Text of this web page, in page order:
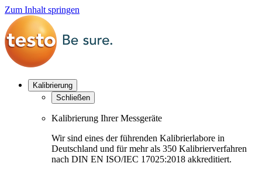
Zum Inhalt springen
Kalibrierung
Schließen
Kalibrierung Ihrer Messgeräte
Wir sind eines der führenden Kalibrierlabore in
Deutschland und für mehr als 350 Kalibrierverfahren
nach DIN EN ISO/IEC 17025:2018 akkreditiert.